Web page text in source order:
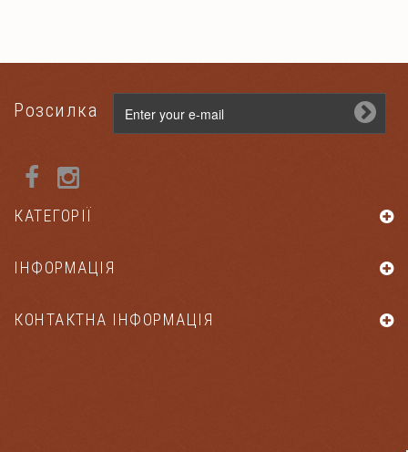
Розсилка
КАТЕГОРІЇ
ІНФОРМАЦІЯ
КОНТАКТНА ІНФОРМАЦІЯ